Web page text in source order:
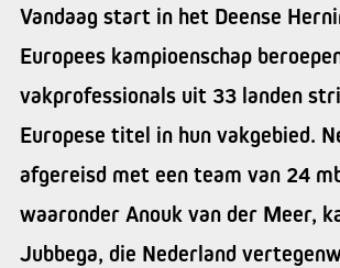
Vandaag start in het Deense
Europees kampioenschap
vakprofessionals uit 33 landen
Europese titel in hun vakgebied.
afgereisd met een team van 24
waaronder Anouk van der Meer,
Jubbega, die Nederland